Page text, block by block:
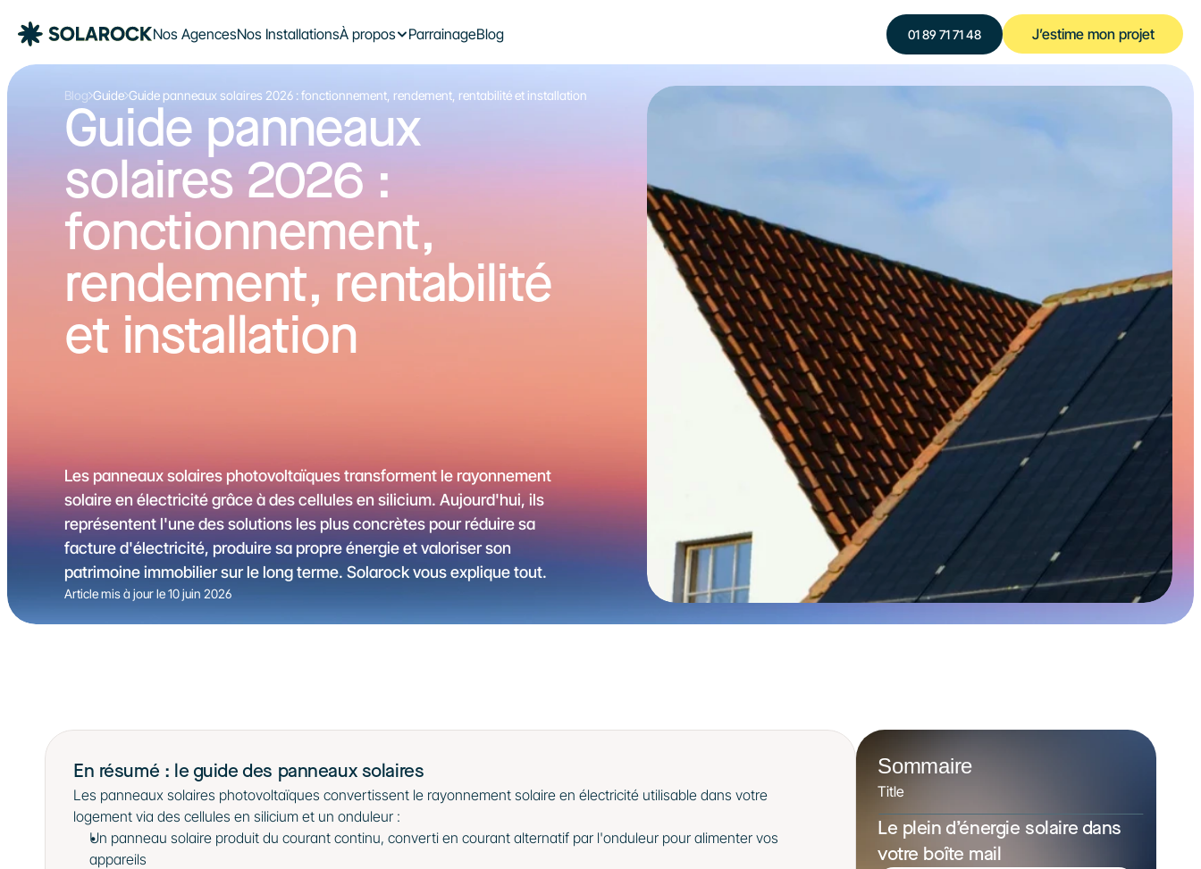
Nos AgencesNos InstallationsÀ propos ParrainageBlog ‍01 89 71 71 48 J’estime mon projet
Blog Guide Guide panneaux solaires 2026 : fonctionnement, rendement, rentabilité et installation
Guide panneaux
solaires 2026 :
fonctionnement,
rendement, rentabilité
et installation
Les panneaux solaires photovoltaïques transforment le rayonnement
solaire en électricité grâce à des cellules en silicium. Aujourd'hui, ils
représentent l'une des solutions les plus concrètes pour réduire sa
facture d'électricité, produire sa propre énergie et valoriser son
patrimoine immobilier sur le long terme. Solarock vous explique tout.
Article mis à jour le 10 juin 2026
En résumé : le guide des panneaux solaires
Les panneaux solaires photovoltaïques convertissent le rayonnement solaire en électricité utilisable dans votre
logement via des cellules en silicium et un onduleur :
Un panneau solaire produit du courant continu, converti en courant alternatif par l'onduleur pour alimenter vos
appareils
Sommaire
Title
Le plein d’énergie solaire dans
votre boîte mail
votre boîte mail
Je souhaite m’inscrire à la newsletter